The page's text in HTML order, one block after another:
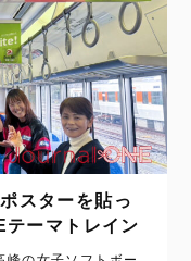
スターを貼っ
ーマトレイン